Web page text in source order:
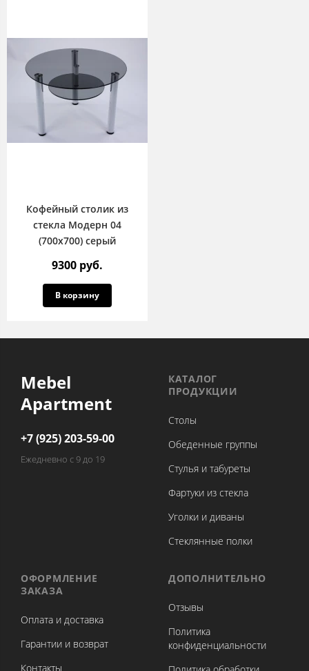
Кофейный столик из
стекла Модерн 04
(700х700) серый
9300 руб.
В корзину
Mebel
Apartment
+7 (925) 203-59-00
Ежедневно с 9 до 19
КАТАЛОГ
ПРОДУКЦИИ
Столы
Обеденные группы
Стулья и табуреты
Фартуки из стекла
Уголки и диваны
Стеклянные полки
ОФОРМЛЕНИЕ
ЗАКАЗА
Оплата и доставка
Гарантии и возврат
Контакты
ДОПОЛНИТЕЛЬНО
Отзывы
Политика
конфиденциальности